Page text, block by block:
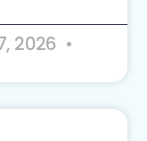
2026